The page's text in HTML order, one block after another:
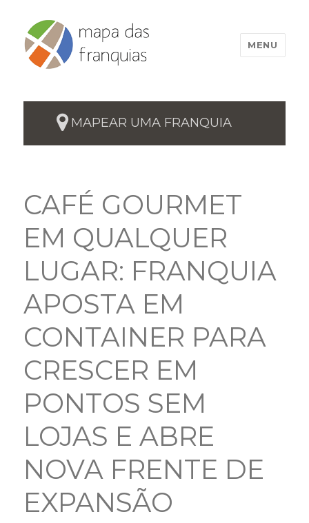
MENU
MAPEAR UMA FRANQUIA
CAFÉ GOURMET
EM QUALQUER
LUGAR: FRANQUIA
APOSTA EM
CONTAINER PARA
CRESCER EM
PONTOS SEM
LOJAS E ABRE
NOVA FRENTE DE
EXPANSÃO